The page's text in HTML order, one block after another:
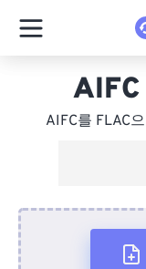
AIFC
AIFC를 FLAC